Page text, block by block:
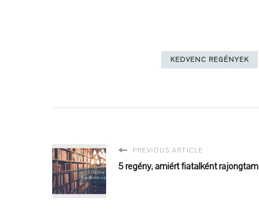
KEDVENC REGÉNYEK
PREVIOUS ARTICLE
5 regény, amiért fiatalként rajongtam